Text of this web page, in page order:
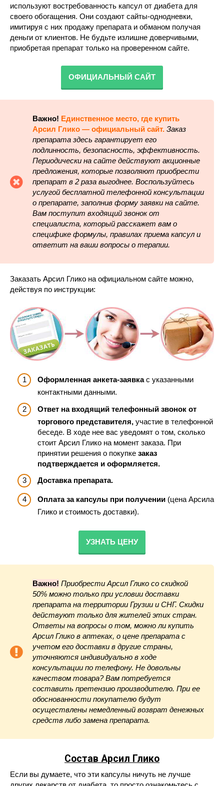
используют востребованность капсул от диабета для
своего обогащения. Они создают сайты-однодневки,
имитируя с них продажу препарата и обманом получая
деньги от клиентов. Не будьте излишне доверчивыми,
приобретая препарат только на проверенном сайте.
ОФИЦИАЛЬНЫЙ САЙТ
Важно! Единственное место, где купить
Арсил Глико — официальный сайт. Заказ
препарата здесь гарантирует его
подлинность, безопасность, эффективность.
Периодически на сайте действуют акционные
предложения, которые позволяют приобрести
препарат в 2 раза выгоднее. Воспользуйтесь
услугой бесплатной телефонной консультации
о препарате, заполнив форму заявки на сайте.
Вам поступит входящий звонок от
специалиста, который расскажет вам о
специфике формулы, правилах приема капсул и
ответит на ваши вопросы о терапии.
Заказать Арсил Глико на официальном сайте можно,
действуя по инструкции:
Оформленная анкета-заявкас указанными
контактными данными.
Ответ на входящий телефонный звонок от
торгового представителя, участие в телефонной
беседе. В ходе нее вас уведомят о том, сколько
стоит Арсил Глико на момент заказа. При
принятии решения о покупке заказ
подтверждается и оформляется.
Доставка препарата.
Оплата за капсулы при получении (цена Арсила
Глико и стоимость доставки).
УЗНАТЬ ЦЕНУ
Важно! Приобрести Арсил Глико со скидкой
50% можно только при условии доставки
препарата на территории Грузии и СНГ. Скидки
действуют только для жителей этих стран.
Ответы на вопросы о том, можно ли купить
Арсил Глико в аптеках, о цене препарата с
учетом его доставки в другие страны,
уточняются индивидуально в ходе
консультации по телефону. Не довольны
качеством товара? Вам потребуется
составить претензию производителю. При ее
обоснованности покупателю будут
осуществлены немедленный возврат денежных
средств либо замена препарата.
Состав Арсил Глико
Если вы думаете, что эти капсулы ничуть не лучше